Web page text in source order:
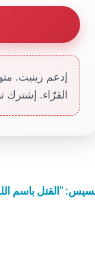
إدعم زينيت.
القرّاء. إشترك
"القتل